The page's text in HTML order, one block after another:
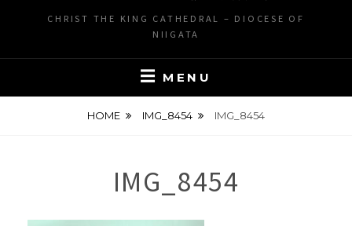
contentCHRIST THE KING CATHEDRAL – DIOCESE OF
NIIGATA
MENU
HOME IMG_8454 IMG_8454
IMG_8454